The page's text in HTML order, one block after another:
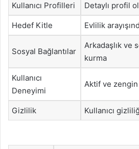
Kullanıcı Profilleri Detaylı profil
Hedef Kitle Evlilik
Sosyal Bağlantılar
Arkadaşlık ve
kurma
Kullanıcı
Deneyimi
Aktif ve zengin
Gizlilik Kullanıcı